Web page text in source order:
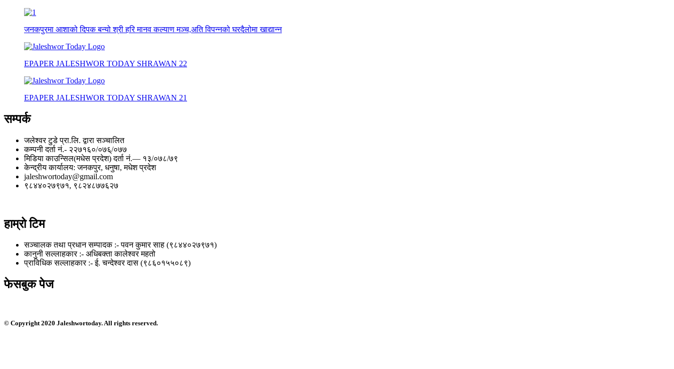
जनकपुरमा आशाको दिपक बन्यो श्री हरि मानव कल्याण मञ्च,अति विपन्नको घरदैलोमा खाद्यान्न
EPAPER JALESHWOR TODAY SHRAWAN 22
EPAPER JALESHWOR TODAY SHRAWAN 21
सम्पर्क
जलेश्वर टुडे प्रा.लि. द्वारा सञ्चालित
कम्पनी दर्ता नं.- २२७१६०/०७६्/०७७
मिडिया काउन्सिल(मधेस प्रदेश) दर्ता नं.— १३/०७८/७९
केन्द्रीय कार्यालय: जनकपुर, धनुषा, मधेश प्रदेश
jaleshwortoday@gmail.com
९८४४०२७९७१, ९८२४८७७६२७
हाम्रो टिम
सञ्चालक तथा प्रधान सम्पादक :- पवन कुमार साह (९८४४०२७९७१)
कानुनी सल्लाहकार :- अधिबक्ता कालेश्वर महतो
प्राविधिक सल्लाहकार :- ई. चन्देश्वर दास (९८६०१५५०८९)
फेसबुक पेज
© Copyright 2020 Jaleshwortoday. All rights reserved.